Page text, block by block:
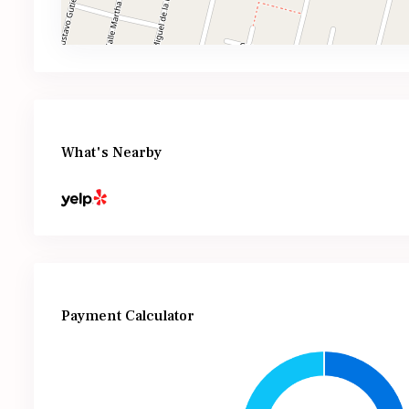
What's Nearby
Payment Calculator